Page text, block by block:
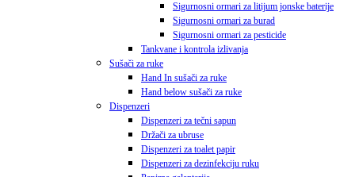
Sigurnosni ormari za litijum jonske baterije
Sigurnosni ormari za burad
Sigurnosni ormari za pesticide
Tankvane i kontrola izlivanja
Sušači za ruke
Hand In sušači za ruke
Hand below sušači za ruke
Dispenzeri
Dispenzeri za tečni sapun
Držači za ubruse
Dispenzeri za toalet papir
Dispenzeri za dezinfekciju ruku